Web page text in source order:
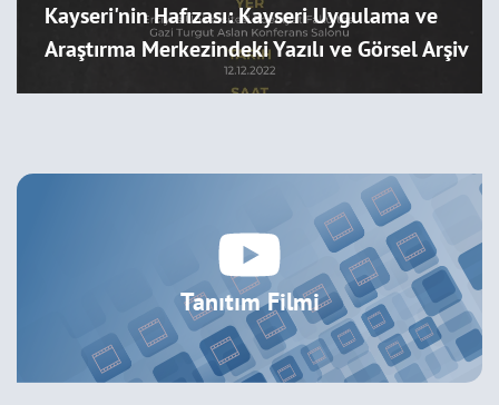
Kayseri'nin Hafızası: Kayseri Uygulama ve
Araştırma Merkezindeki Yazılı ve Görsel Arşiv
Tanıtım Filmi